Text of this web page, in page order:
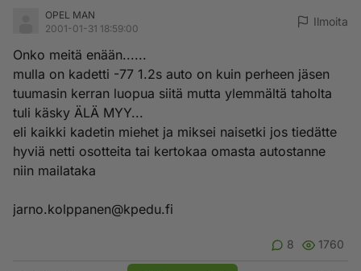
OPEL MAN
2001-01-31 18:59:00
Ilmoita
Onko meitä enään......
mulla on kadetti -77 1.2s auto on kuin perheen jäsen
tuumasin kerran luopua siitä mutta ylemmältä taholta
tuli käsky ÄLÄ MYY...
eli kaikki kadetin miehet ja miksei naisetki jos tiedätte
hyviä netti osotteita tai kertokaa omasta autostanne
niin mailataka
jarno.kolppanen@kpedu.fi
8 1760